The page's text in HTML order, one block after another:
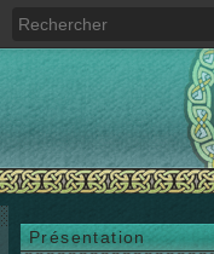
Présentation